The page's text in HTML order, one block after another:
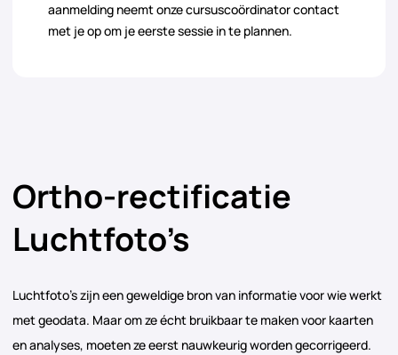
Ortho-rectificatie
Luchtfoto’s
Luchtfoto’s zijn een geweldige bron van informatie voor wie werkt
met geodata. Maar om ze écht bruikbaar te maken voor kaarten
en analyses, moeten ze eerst nauwkeurig worden gecorrigeerd.
aanmelding neemt onze cursuscoördinator contact
met je op om je eerste sessie in te plannen.